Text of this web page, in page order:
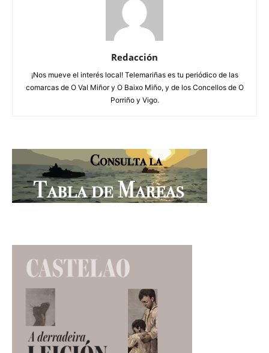
Redacción
¡Nos mueve el interés local! Telemariñas es tu periódico de las
comarcas de O Val Miñor y O Baixo Miño, y de los Concellos de O
Porriño y Vigo.